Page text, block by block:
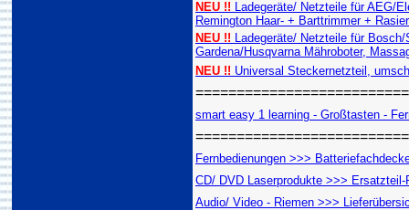
NEU !! Ladegeräte/ Netzteile für AEG/
Remington Haar- + Barttrimmer +
NEU !! Ladegeräte/ Netzteile für
Gardena/Husqvarna Mähroboter,
NEU !! Universal Steckernetzteil,
smart easy 1 learning - Großtasten -
Fernbedienungen >>>
CD/ DVD Laserprodukte >>> Ersatzteil-
Audio/ Video - Riemen >>>